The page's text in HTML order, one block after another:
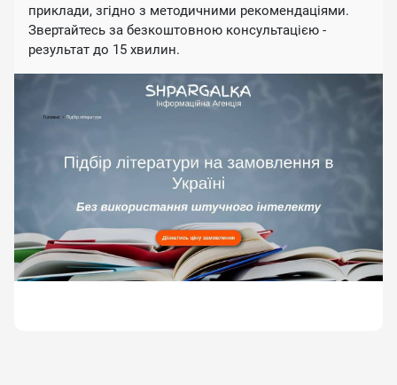
приклади, згідно з методичними рекомендаціями.
Звертайтесь за безкоштовною консультацією -
результат до 15 хвилин.